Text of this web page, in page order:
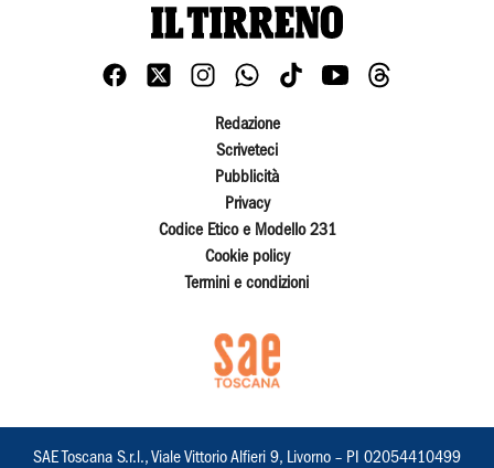
Redazione
Scriveteci
Pubblicità
Privacy
Codice Etico e Modello 231
Cookie policy
Termini e condizioni
SAE Toscana S.r.l., Viale Vittorio Alfieri 9, Livorno – PI 02054410499